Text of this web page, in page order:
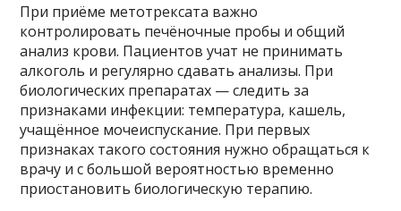
При приёме метотрексата важно
контролировать печёночные пробы и общий
анализ крови. Пациентов учат не принимать
алкоголь и регулярно сдавать анализы. При
биологических препаратах — следить за
признаками инфекции: температура, кашель,
учащённое мочеиспускание. При первых
признаках такого состояния нужно обращаться к
врачу и с большой вероятностью временно
приостановить биологическую терапию.